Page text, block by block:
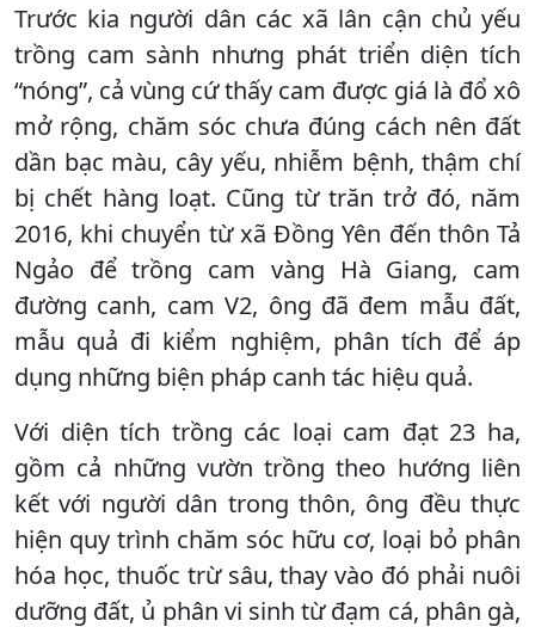
Trước kia người dân các xã lân cận chủ yếu
trồng cam sành nhưng phát triển diện tích
“nóng”, cả vùng cứ thấy cam được giá là đổ xô
mở rộng, chăm sóc chưa đúng cách nên đất
dần bạc màu, cây yếu, nhiễm bệnh, thậm chí
bị chết hàng loạt. Cũng từ trăn trở đó, năm
2016, khi chuyển từ xã Đồng Yên đến thôn Tả
Ngảo để trồng cam vàng Hà Giang, cam
đường canh, cam V2, ông đã đem mẫu đất,
mẫu quả đi kiểm nghiệm, phân tích để áp
dụng những biện pháp canh tác hiệu quả.
Với diện tích trồng các loại cam đạt 23 ha,
gồm cả những vườn trồng theo hướng liên
kết với người dân trong thôn, ông đều thực
hiện quy trình chăm sóc hữu cơ, loại bỏ phân
hóa học, thuốc trừ sâu, thay vào đó phải nuôi
dưỡng đất, ủ phân vi sinh từ đạm cá, phân gà,